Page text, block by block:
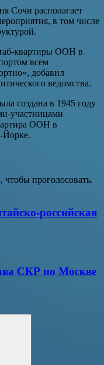
Сочи располагает
в том числе
квартиры ООН в
всем
добавил
ведомства.
создана в 1945 году
участницами
ООН в
Йорке.
чтобы проголосовать.
российская
СКР по Москве